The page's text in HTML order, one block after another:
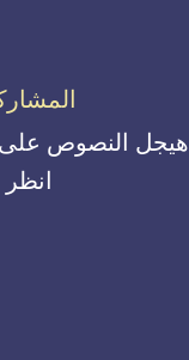
هيجل النصوص على
انظر